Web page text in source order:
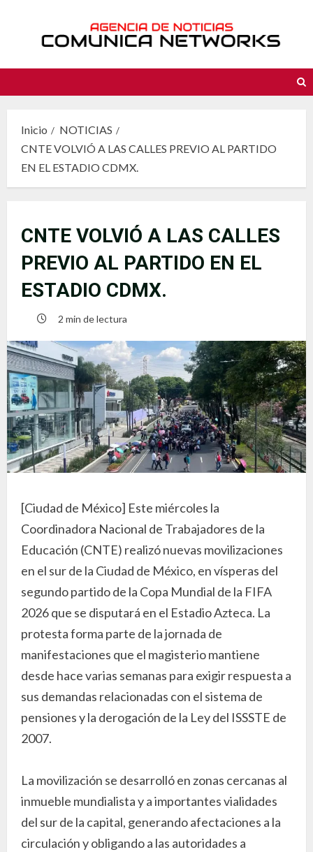
contenido
Inicio
NOTICIAS
CNTE VOLVIÓ A LAS CALLES PREVIO AL PARTIDO
EN EL ESTADIO CDMX.
CNTE VOLVIÓ A LAS CALLES
PREVIO AL PARTIDO EN EL
ESTADIO CDMX.
2 min de lectura
[Ciudad de México] Este miércoles la
Coordinadora Nacional de Trabajadores de la
Educación (CNTE) realizó nuevas movilizaciones
en el sur de la Ciudad de México, en vísperas del
segundo partido de la Copa Mundial de la FIFA
2026 que se disputará en el Estadio Azteca. La
protesta forma parte de la jornada de
manifestaciones que el magisterio mantiene
desde hace varias semanas para exigir respuesta a
sus demandas relacionadas con el sistema de
pensiones y la derogación de la Ley del ISSSTE de
2007.
La movilización se desarrolló en zonas cercanas al
inmueble mundialista y a importantes vialidades
del sur de la capital, generando afectaciones a la
circulación y obligando a las autoridades a